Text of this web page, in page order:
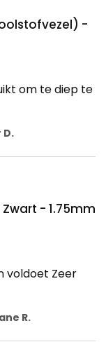
-
om te diep te
D.
- 1.75mm
voldoet Zeer
R.